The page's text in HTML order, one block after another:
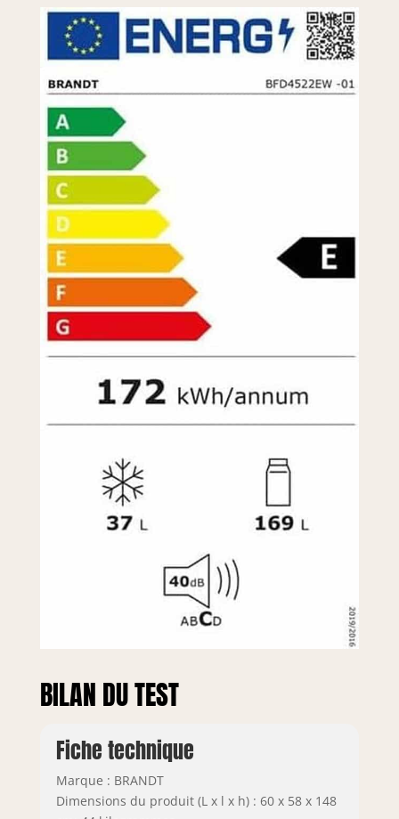
BILAN DU TEST
Fiche technique
Marque : BRANDT
Dimensions du produit (L x l x h) : 60 x 58 x 148